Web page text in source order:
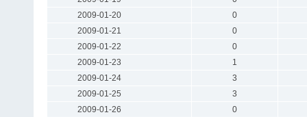
2009-01-20
0
2009-01-21
0
2009-01-22
0
2009-01-23
1
2009-01-24
3
2009-01-25
3
2009-01-26
0